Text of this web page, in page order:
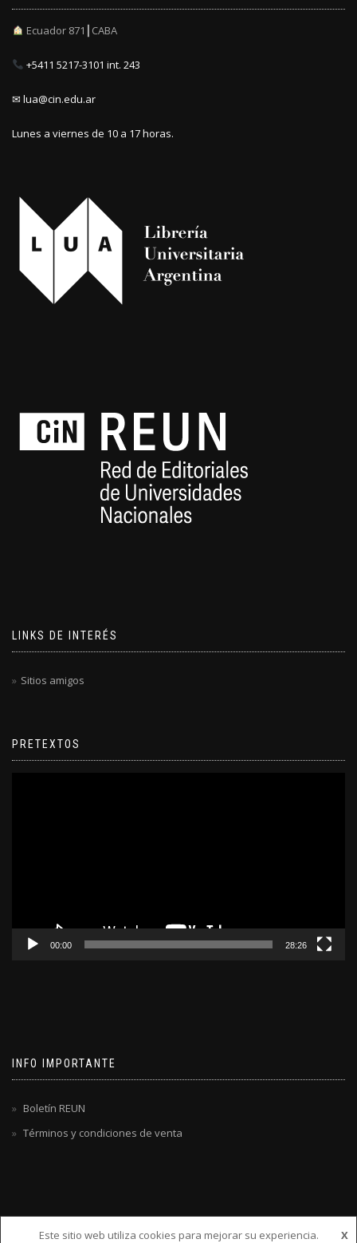
Ecuador 871┃CABA
+5411 5217-3101 int. 243
✉ lua@cin.edu.ar
Lunes a viernes de 10 a 17 horas.
LINKS DE INTERÉS
Sitios amigos
PRETEXTOS
00:00 28:26
INFO IMPORTANTE
Boletín REUN
Términos y condiciones de venta
Este sitio web utiliza cookies para mejorar su experiencia. X